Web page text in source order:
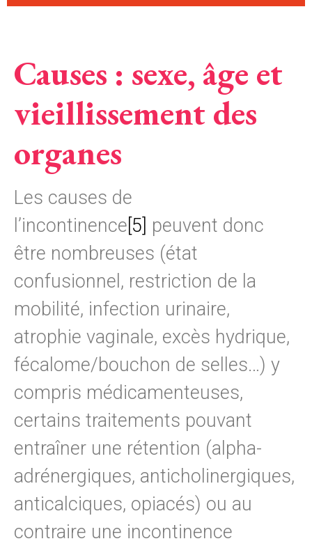
Causes : sexe, âge et
vieillissement des
organes
Les causes de
l’incontinence [5] peuvent donc
être nombreuses (état
confusionnel, restriction de la
mobilité, infection urinaire,
atrophie vaginale, excès hydrique,
fécalome/bouchon de selles…) y
compris médicamenteuses,
certains traitements pouvant
entraîner une rétention (alpha-
adrénergiques, anticholinergiques,
anticalciques, opiacés) ou au
contraire une incontinence